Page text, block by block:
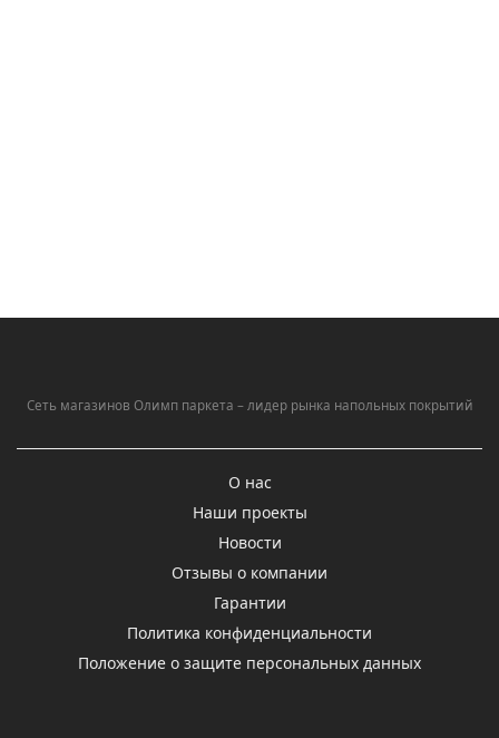
Сеть магазинов Олимп паркета – лидер рынка напольных покрытий
О нас
Наши проекты
Новости
Отзывы о компании
Гарантии
Политика конфиденциальности
Положение о защите персональных данных